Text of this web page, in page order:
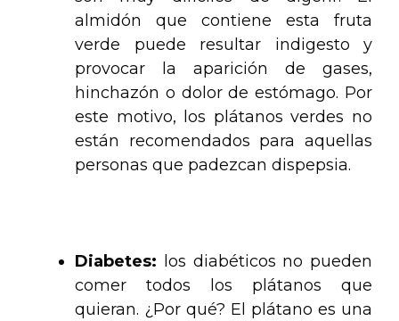
almidón que contiene esta fruta
verde puede resultar indigesto y
provocar la aparición de gases,
hinchazón o dolor de estómago. Por
este motivo, los plátanos verdes no
están recomendados para aquellas
personas que padezcan dispepsia.
Diabetes: los diabéticos no pueden
comer todos los plátanos que
quieran. ¿Por qué? El plátano es una